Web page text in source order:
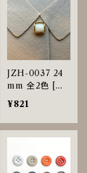
JZH-0037 24
mm 全2色 [高
級感][レトロ]
[四角]
¥821